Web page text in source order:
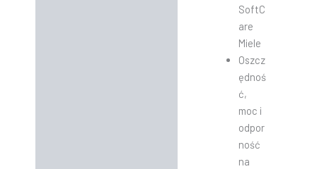
SoftC
are
Miele
Oszcz
ędnoś
ć,
moc i
odpor
ność
na